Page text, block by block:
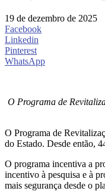
19 de dezembro de 2025
Facebook
Linkedin
Pinterest
WhatsApp
O Programa de
O Programa de
do Estado. Desde então,
O programa incentiva a
incentivo à pesquisa e à
mais segurança desde o